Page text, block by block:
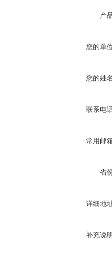
产
您的单
您的姓
联系电
常用邮
省
详细地
补充说